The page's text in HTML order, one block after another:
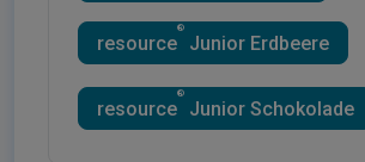
resource
®
Junior Erdbeere
resource
®
Junior Schokolade